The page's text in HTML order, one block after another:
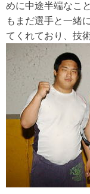
めに中途半端なこ
もまだ選手と一緒
てくれており、技